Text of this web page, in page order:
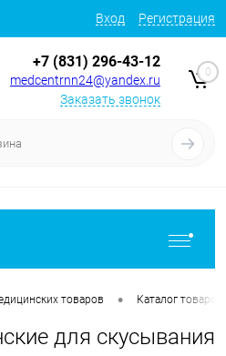
Вход Регистрация
+7 (831) 296-43-12
medcentrnn24@yandex.ru
Заказать звонок
0
товаров • Каталог товаров
для скусывания